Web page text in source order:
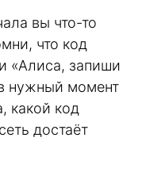
вы что-то
что код
«Алиса, запиши
нужный момент
какой код
достаёт